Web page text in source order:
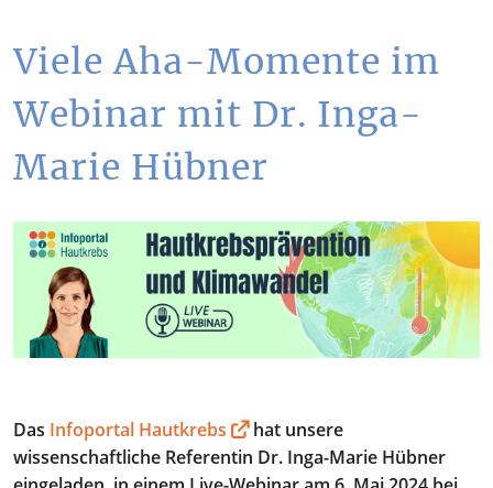
Viele Aha-Momente im
Webinar mit Dr. Inga-
Marie Hübner
Das Infoportal Hautkrebs
hat unsere
wissenschaftliche Referentin Dr. Inga-Marie Hübner